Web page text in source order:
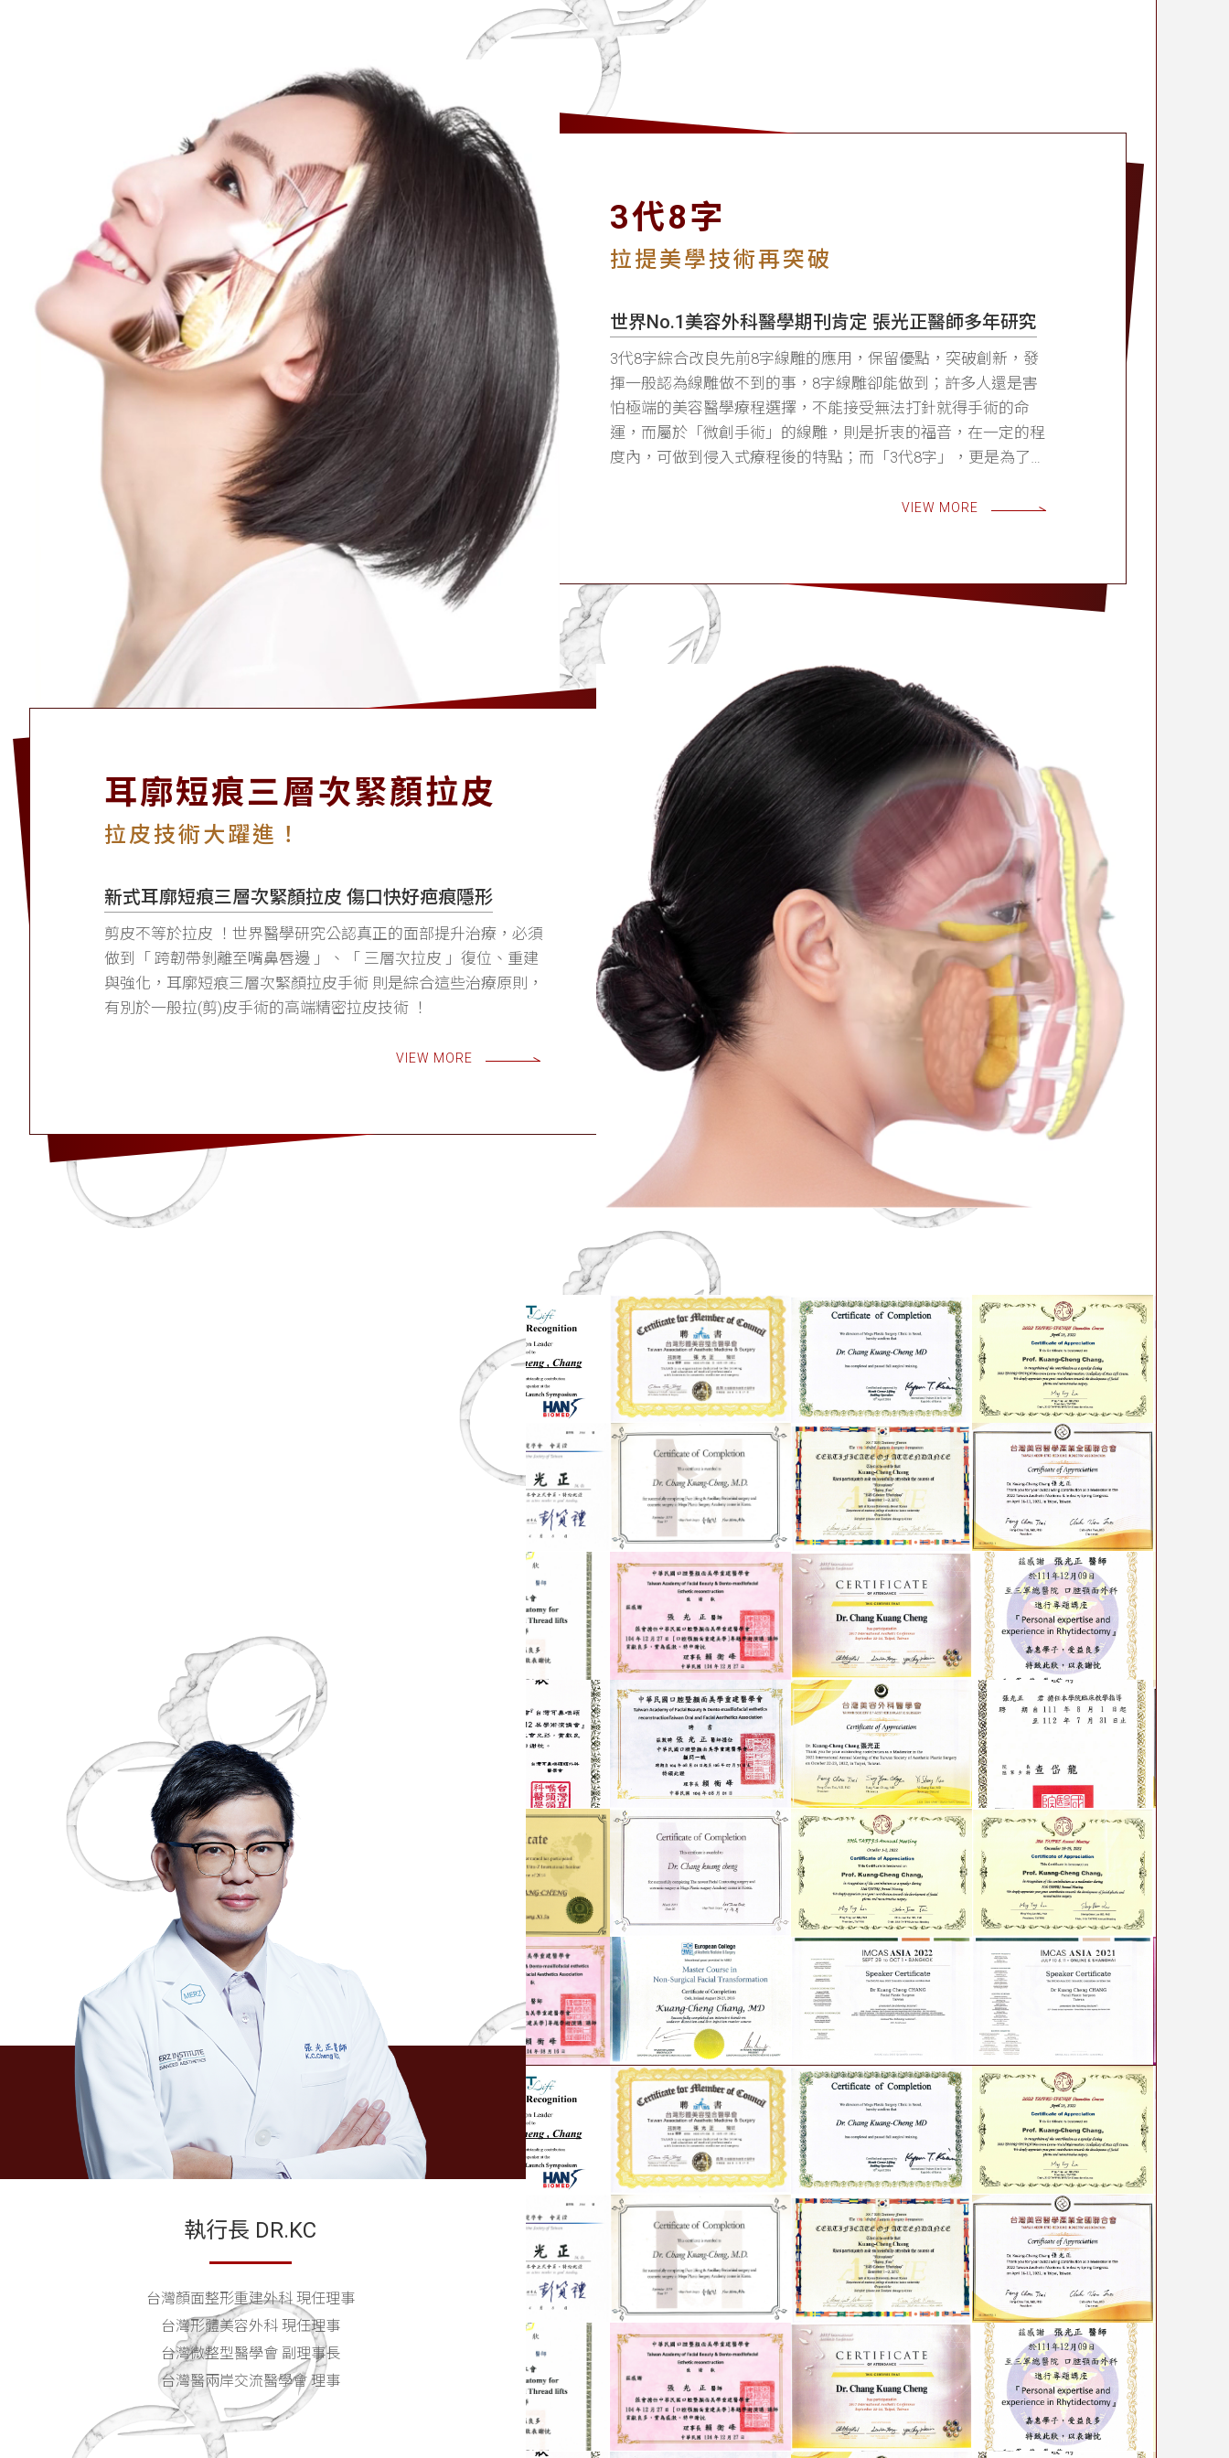
3代8字
拉提美學技術再突破
世界No.1美容外科醫學期刊肯定 張光正醫師多年研究
3代8字綜合改良先前8字線雕的應用，保留優點，突破創新，發
揮一般認為線雕做不到的事，8字線雕卻能做到；許多人還是害
怕極端的美容醫學療程選擇，不能接受無法打針就得手術的命
運，而屬於「微創手術」的線雕，則是折衷的福音，在一定的程
度內，可做到侵入式療程後的特點；而「3代8字」，更是為了這
VIEW MORE
耳廓短痕三層次緊顏拉皮
拉皮技術大躍進！
新式耳廓短痕三層次緊顏拉皮 傷口快好疤痕隱形
剪皮不等於拉皮 ！世界醫學研究公認真正的面部提升治療，必須
做到「 跨韌帶剝離至嘴鼻唇邊 」、「 三層次拉皮 」復位、重建
與強化，耳廓短痕三層次緊顏拉皮手術 則是綜合這些治療原則，
有別於一般拉(剪)皮手術的高端精密拉皮技術 ！
VIEW MORE
執行長 DR.KC
台灣顏面整形重建外科 現任理事
台灣形體美容外科 現任理事
台灣微整型醫學會 副理事長
台灣醫兩岸交流醫學會 理事